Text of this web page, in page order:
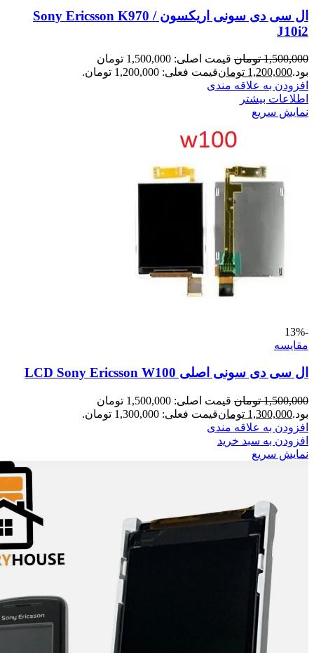
ال سی دی سونی اریکسون Sony Ericsson K970 /
J10i2
1,500,000 تومان
قیمت اصلی: 1,500,000 تومان
بود.1,200,000 تومانقیمت فعلی: 1,200,000 تومان.
افزودن به علاقه مندی
اطلاعات بیشتر
نمایش سریع
-13%
مقايسه
ال سی دی سونی اصلی LCD Sony Ericsson W100
1,500,000 تومان
قیمت اصلی: 1,500,000 تومان
بود.1,300,000 تومانقیمت فعلی: 1,300,000 تومان.
افزودن به علاقه مندی
افزودن به سبد خرید
نمایش سریع